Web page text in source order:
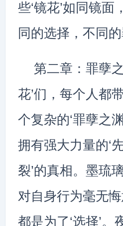
些‘镜花’如同镜
同的选择，不同的
第二章：罪孽
花’们，每个人都
个复杂的‘罪孽之
拥有强大力量的‘
裂’的真相。墨琉
对自身行为毫无
都是为了‘选择’。